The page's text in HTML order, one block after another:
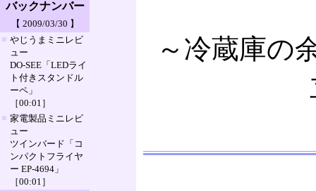
バックナンバー
【 2009/03/30 】
■ やじうまミニレビ
ュー
DO-SEE「LEDライ
ト付きスタンドル
ーペ」
［00:01］
■ 家電製品ミニレビ
ュー
ツインバード「コ
ンパクトフライヤ
ー EP-4694」
［00:01］
～冷蔵庫の